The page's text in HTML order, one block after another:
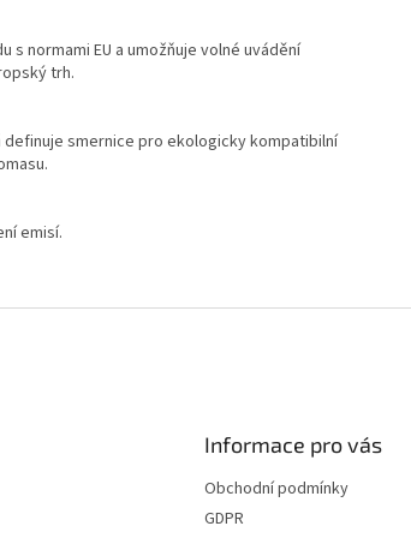
s normami EU a umožňuje volné uvádění
trh.
smernice pro ekologicky kompatibilní
emisí.
Informace pro vás
Obchodní podmínky
GDPR